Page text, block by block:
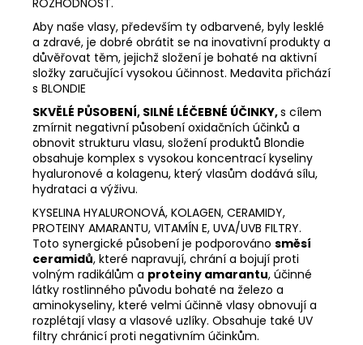
Aby naše vlasy, především ty odbarvené, byly lesklé
a zdravé, je dobré obrátit se na inovativní produkty a
důvěřovat těm, jejichž složení je bohaté na aktivní
složky zaručující vysokou účinnost. Medavita přichází
s BLONDIE
SKVĚLÉ PŮSOBENÍ, SILNÉ LÉČEBNÉ ÚČINKY,s cílem
zmírnit negativní působení oxidačních účinků a
obnovit strukturu vlasu, složení produktů Blondie
obsahuje komplex s vysokou koncentrací kyseliny
hyaluronové a kolagenu, který vlasům dodává sílu,
hydrataci a výživu.
KYSELINA HYALURONOVÁ, KOLAGEN, CERAMIDY,
PROTEINY AMARANTU, VITAMÍN E, UVA/UVB FILTRY.
Toto synergické působení je podporováno směsí
ceramidů, které napravují, chrání a bojují proti
volným radikálům a proteiny amarantu, účinné
látky rostlinného původu bohaté na železo a
aminokyseliny, které velmi účinně vlasy obnovují a
rozplétají vlasy a vlasové uzlíky. Obsahuje také UV
filtry chránicí proti negativním účinkům.